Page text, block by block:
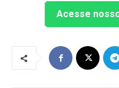
Acesse